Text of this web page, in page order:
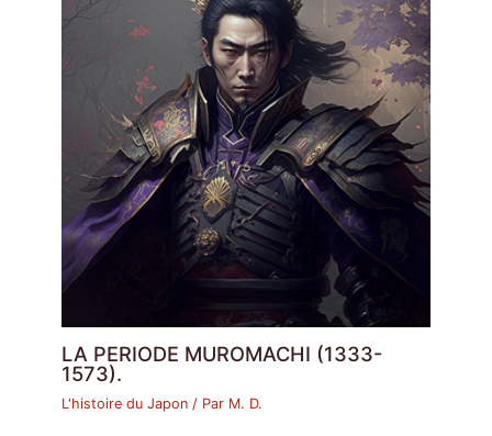
LA PERIODE MUROMACHI (1333-
1573).
L'histoire du Japon / Par M. D.